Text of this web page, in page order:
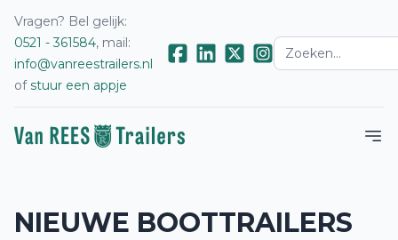
Vragen? Bel gelijk:
0521 - 361584, mail:
info@vanreestrailers.nl
ofstuur een appje
NIEUWE BOOTTRAILERS